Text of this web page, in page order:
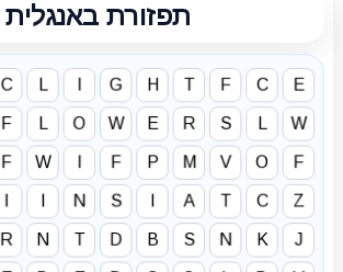
תפזורת באנגלית
C L G H T F C E
F L O W E R S L W
F W I F P M V O F
N S A T C Z
R N T D B S N K J